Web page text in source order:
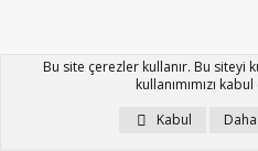
Bu site çerezler kullanır. Bu siteyi
kullanımımızı
Kabul